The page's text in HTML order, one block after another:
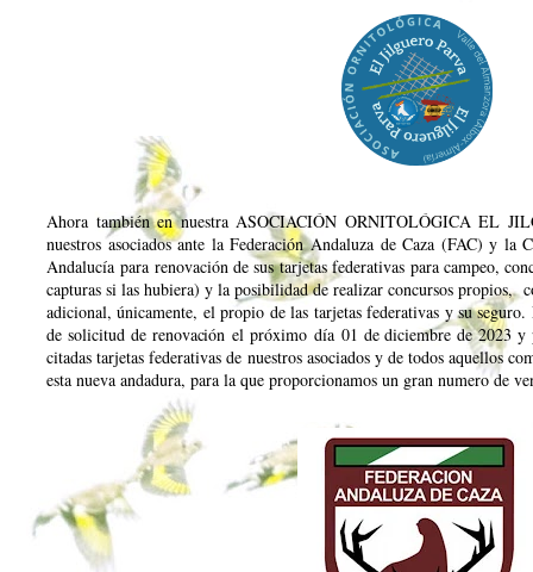
Ahora también en nuestra ASOCIACIÓN ORNITOLÓGICA EL
nuestros asociados ante la Federación Andaluza de Caza (FAC) y la
Andalucía para renovación de sus tarjetas federativas para campeo,
capturas si las hubiera) y la posibilidad de realizar concursos propios,
adicional, únicamente, el propio de las tarjetas federativas y su
de solicitud de renovación el próximo día 01 de diciembre de 2023 y
citadas tarjetas federativas de nuestros asociados y de todos aquellos
esta nueva andadura, para la que proporcionamos un gran numero de